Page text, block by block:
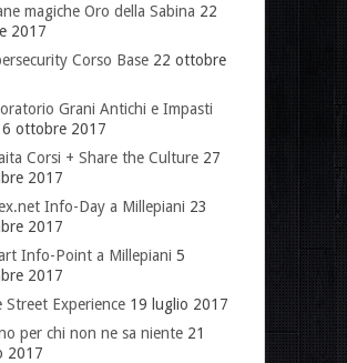
magiche Oro della Sabina 22
2017
Corso Base 22 ottobre
Grani Antichi e Impasti
ottobre 2017
Corsi + Share the Culture 27
2017
Info-Day a Millepiani 23
2017
Info-Point a Millepiani 5
2017
Street Experience 19 luglio 2017
per chi non ne sa niente 21
2017